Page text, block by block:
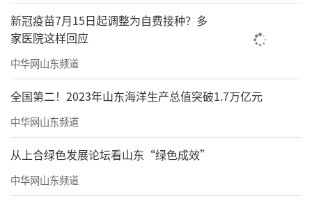
新冠疫苗7月15日起调整为自费接种？多
家医院这样回应
中华网山东频道
全国第二！2023年山东海洋生产总值突破1.7万亿元
中华网山东频道
从上合绿色发展论坛看山东“绿色成效”
中华网山东频道